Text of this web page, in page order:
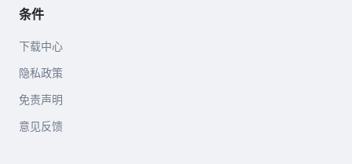
条件
下载中心
隐私政策
免责声明
意见反馈